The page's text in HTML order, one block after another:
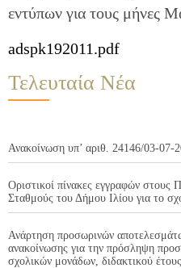
εντύπων για τους μήνες
adspk192011.pdf
Τελευταία Νέα
Ανακοίνωση υπ’ αριθ. 24146/03-07-
Οριστικοί πίνακες εγγραφών στους
Σταθμούς του Δήμου Ιλίου για το
Ανάρτηση προσωρινών
ανακοίνωσης για την πρόσληψη
σχολικών μονάδων, διδακτικού